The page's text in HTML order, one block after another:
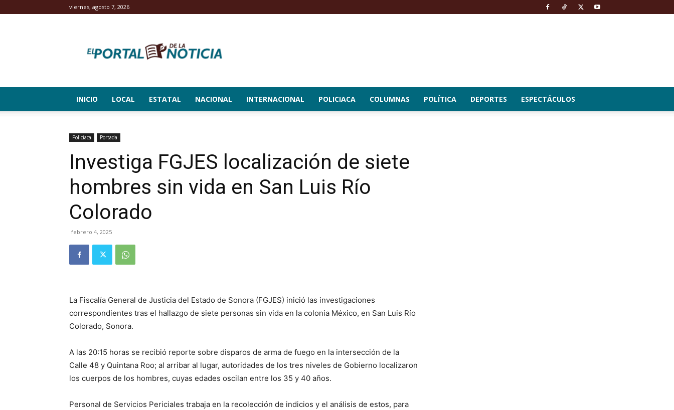
viernes, agosto 7, 2026
Portal
de
INICIO LOCAL ESTATAL NACIONAL INTERNACIONAL POLICIACA COLUMNAS POLÍTICA DEPORTES ESPECTÁCULOS
Policiaca Portada
Investiga FGJES localización de siete
hombres sin vida en San Luis Río
Colorado
febrero 4, 2025
La Fiscalía General de Justicia del Estado de Sonora (FGJES) inició las investigaciones
correspondientes tras el hallazgo de siete personas sin vida en la colonia México, en San Luis Río
Colorado, Sonora.
A las 20:15 horas se recibió reporte sobre disparos de arma de fuego en la intersección de la
Calle 48 y Quintana Roo; al arribar al lugar, autoridades de los tres niveles de Gobierno localizaron
los cuerpos de los hombres, cuyas edades oscilan entre los 35 y 40 años.
Personal de Servicios Periciales trabaja en la recolección de indicios y el análisis de estos, para